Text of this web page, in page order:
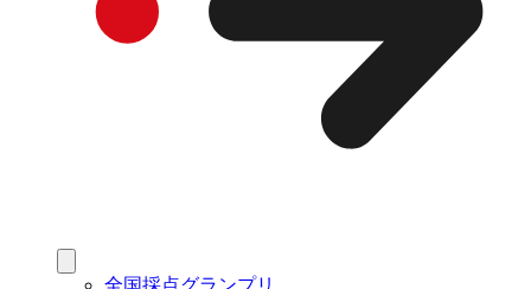
全国採点グランプリ